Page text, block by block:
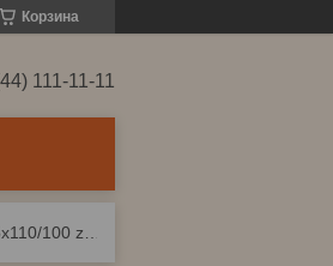
Корзина
111-11-11